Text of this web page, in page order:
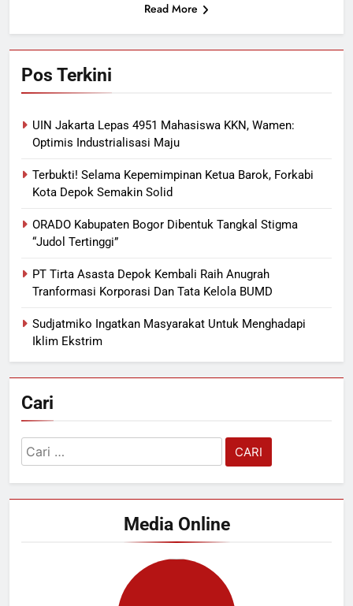
Read More
Pos Terkini
UIN Jakarta Lepas 4951 Mahasiswa KKN, Wamen:
Optimis Industrialisasi Maju
Terbukti! Selama Kepemimpinan Ketua Barok, Forkabi
Kota Depok Semakin Solid
ORADO Kabupaten Bogor Dibentuk Tangkal Stigma
“Judol Tertinggi”
PT Tirta Asasta Depok Kembali Raih Anugrah
Tranformasi Korporasi Dan Tata Kelola BUMD
Sudjatmiko Ingatkan Masyarakat Untuk Menghadapi
Iklim Ekstrim
Cari
Cari
untuk:
Media Online